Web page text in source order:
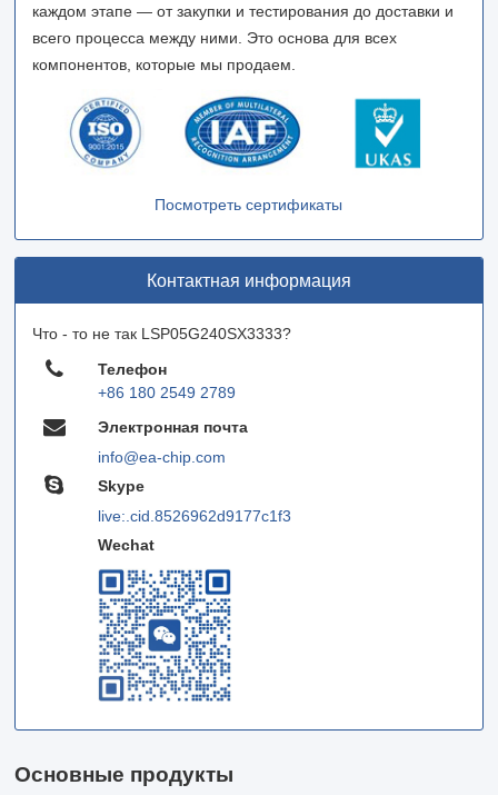
каждом этапе — от закупки и тестирования до доставки и
всего процесса между ними. Это основа для всех
компонентов, которые мы продаем.
Посмотреть сертификаты
Контактная информация
Что - то не так LSP05G240SX3333?
Телефон
+86 180 2549 2789
Электронная почта
info@ea-chip.com
Skype
live:.cid.8526962d9177c1f3
Wechat
Основные продукты